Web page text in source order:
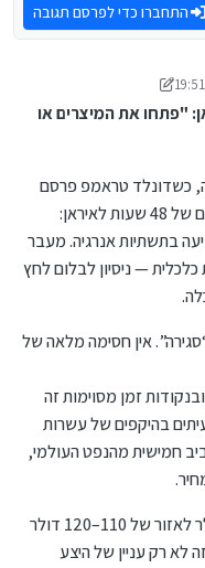
התחברו כדי לפרסם תגובה
בן זיקרי
48 שעות לאיראן: "פתחו את המיצרים או
כשדונלד טראמפ פרסם
בתשתיות אנרגיה. מעבר
— ניסיון לבלום לחץ
אין חסימה מלאה של
זמן מסוימות זה
בהיקפים של עשרות
חמישית מהנפט העולמי,
ואכן, מחיר הנפט שעלה מאזור של כ־70 דולר לאזור של 110–120 דולר
לא רק עניין של היצע